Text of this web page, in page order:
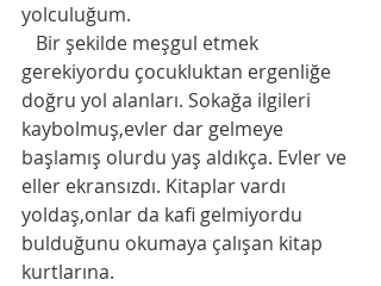
yolculuğum.
Bir şekilde meşgul etmek
gerekiyordu çocukluktan ergenliğe
doğru yol alanları. Sokağa ilgileri
kaybolmuş,evler dar gelmeye
başlamış olurdu yaş aldıkça. Evler ve
eller ekransızdı. Kitaplar vardı
yoldaş,onlar da kafi gelmiyordu
bulduğunu okumaya çalışan kitap
kurtlarına.